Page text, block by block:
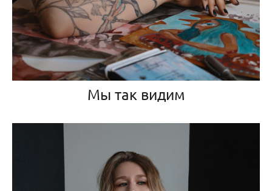
Мы так видим